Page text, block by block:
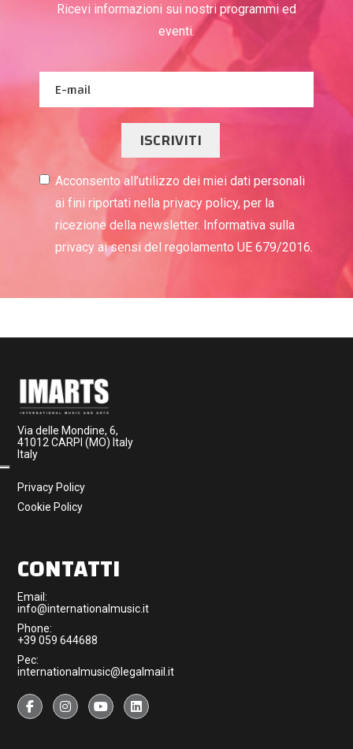
Ricevi informazioni sui nostri programmi ed
eventi.
ISCRIVITI
Acconsento all’utilizzo dei miei dati personali
ai fini riportati nella privacy policy, per la
ricezione della newsletter. Informativa sulla
privacy ai sensi del regolamento UE 679/2016.
Via delle Mondine, 6,
41012 CARPI (MO) Italy
Italy
Privacy Policy
Cookie Policy
CONTATTI
Email:
info@internationalmusic.it
Phone:
+39 059 644688
Pec:
internationalmusic@legalmail.it